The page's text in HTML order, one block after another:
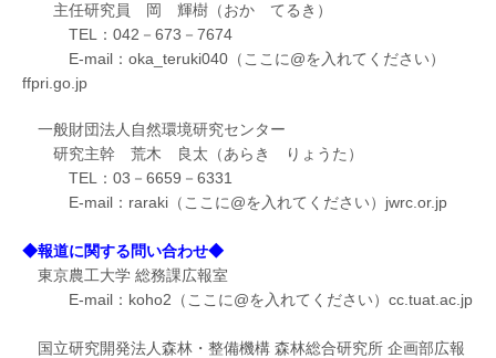
主任研究員 岡 輝樹（おか てるき）
TEL：042－673－7674
E-mail：oka_teruki040（ここに@を入れてください）
ffpri.go.jp
一般財団法人自然環境研究センター
研究主幹 荒木 良太（あらき りょうた）
TEL：03－6659－6331
E-mail：raraki（ここに@を入れてください）jwrc.or.jp
◆報道に関する問い合わせ◆
東京農工大学 総務課広報室
E-mail：koho2（ここに@を入れてください）cc.tuat.ac.jp
国立研究開発法人森林・整備機構 森林総合研究所 企画部広報